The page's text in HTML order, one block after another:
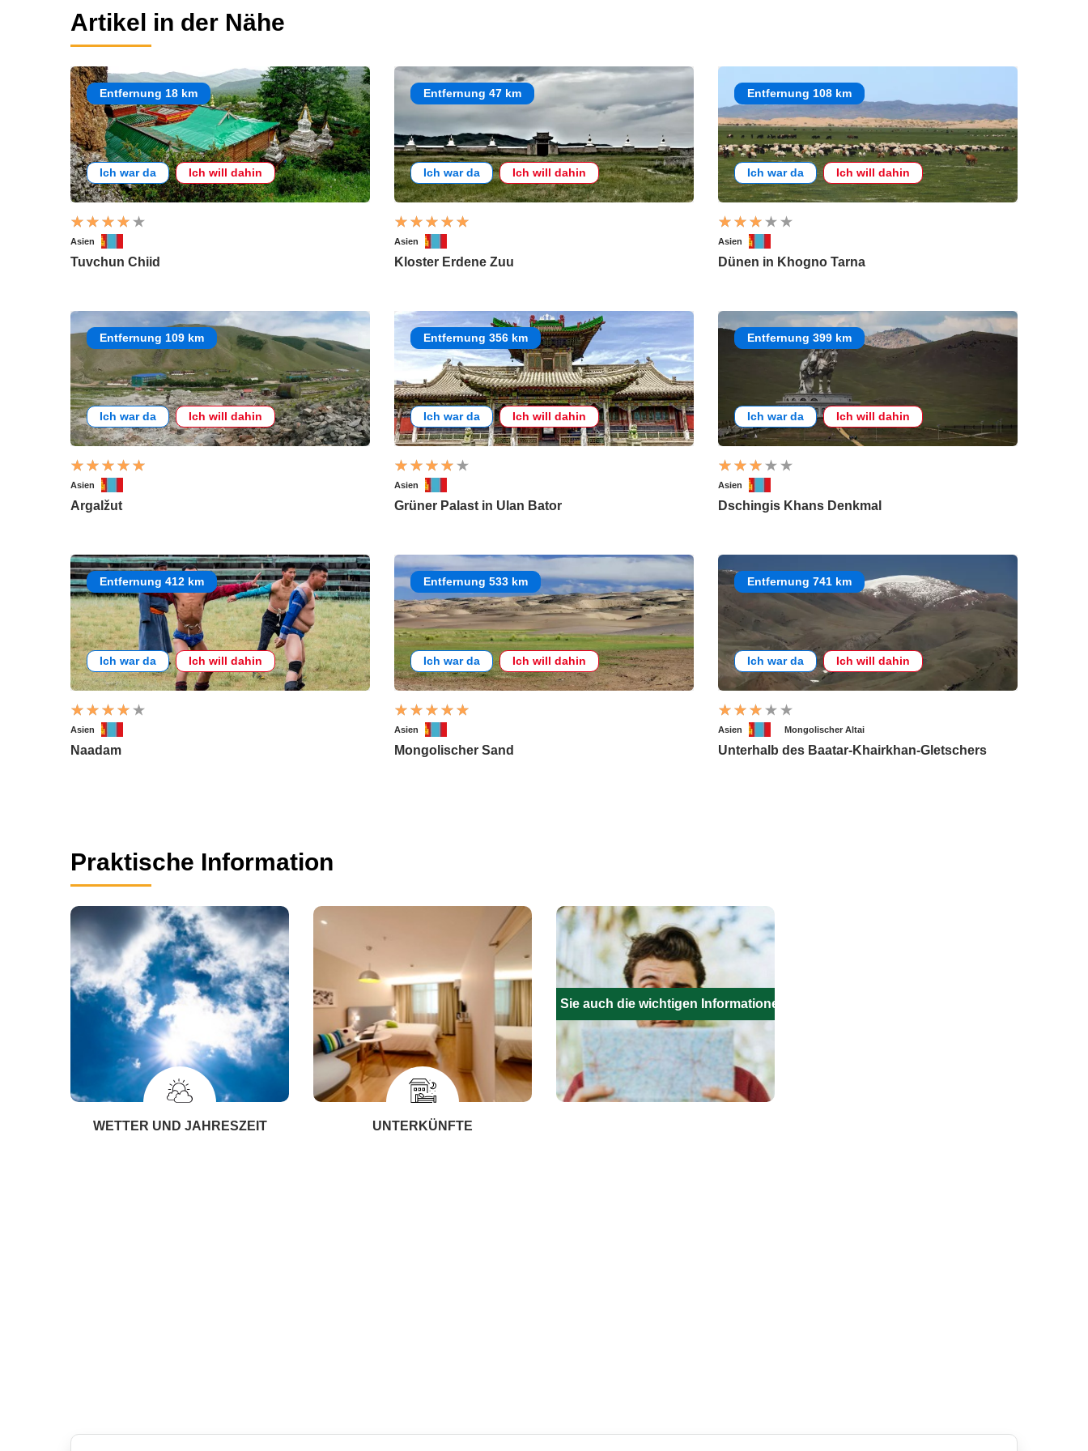
Artikel in der Nähe
Entfernung 18 km
Ich war da Ich will dahin
Asien
Tuvchun Chiid
Entfernung 47 km
Ich war da Ich will dahin
Asien
Kloster Erdene Zuu
Entfernung 108 km
Ich war da Ich will dahin
Asien
Dünen in Khogno Tarna
Entfernung 109 km
Ich war da Ich will dahin
Asien
Argalžut
Entfernung 356 km
Ich war da Ich will dahin
Asien
Grüner Palast in Ulan Bator
Entfernung 399 km
Ich war da Ich will dahin
Asien
Dschingis Khans Denkmal
Entfernung 412 km
Ich war da Ich will dahin
Asien
Naadam
Entfernung 533 km
Ich war da Ich will dahin
Asien
Mongolischer Sand
Entfernung 741 km
Ich war da Ich will dahin
Asien Mongolischer Altai
Unterhalb des Baatar-Khairkhan-Gletschers
Praktische Information
WETTER UND JAHRESZEIT UNTERKÜNFTE
Füllen Sie auch die wichtigen Informationen aus